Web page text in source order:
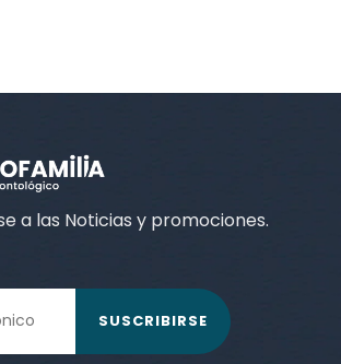
a las Noticias y promociones.
SUSCRIBIRSE